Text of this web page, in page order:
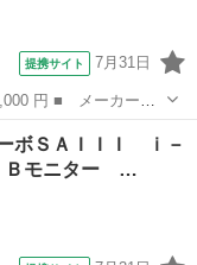
提携サイト 7月31日
ード名： Ｇターボ
ＴＶ クリアラン
ボＳＡＩＩＩ ｉ－
Ｂモニター …